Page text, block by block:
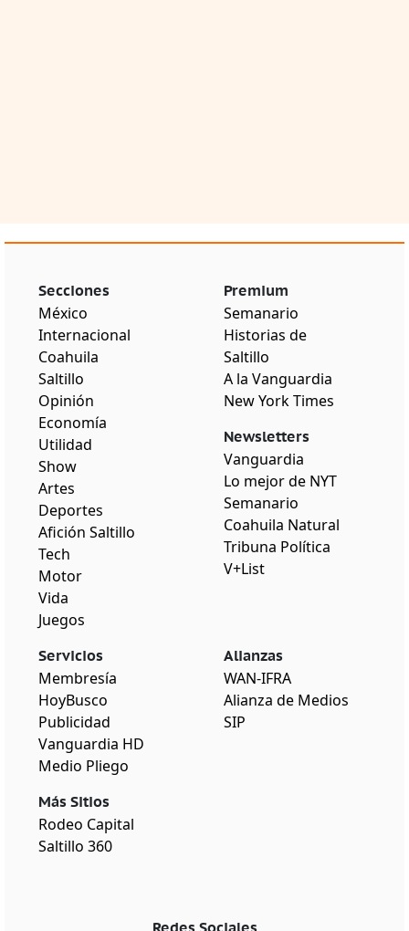
Secciones
México
Internacional
Coahuila
Saltillo
Opinión
Economía
Utilidad
Show
Artes
Deportes
Afición Saltillo
Tech
Motor
Vida
Juegos
Premium
Semanario
Historias de
Saltillo
A la Vanguardia
New York Times
Newsletters
Vanguardia
Lo mejor de NYT
Semanario
Coahuila Natural
Tribuna Política
V+List
Servicios
Membresía
HoyBusco
Publicidad
Vanguardia HD
Medio Pliego
Más Sitios
Rodeo Capital
Saltillo 360
Alianzas
WAN-IFRA
Alianza de Medios
SIP